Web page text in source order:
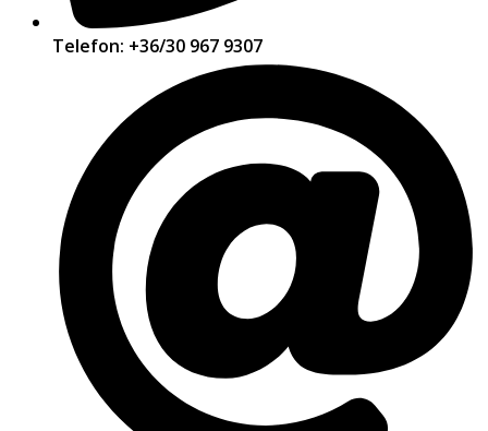
Telefon: +36/30 967 9307